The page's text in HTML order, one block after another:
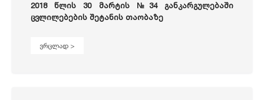
2018 წლის 30 მარტის №34 განკარგულებაში
ცვლილებების შეტანის თაობაზე
ვრცლად >